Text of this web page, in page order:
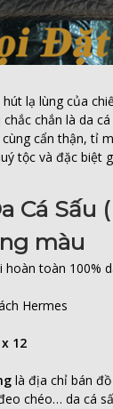
lạ lùng của
chắn là da
cẩn thận, tỉ
tộc và đặc biệt
Cá Sấu
màu
hoàn toàn 100%
Hermes
12
là địa chỉ bán
chéo… da cá